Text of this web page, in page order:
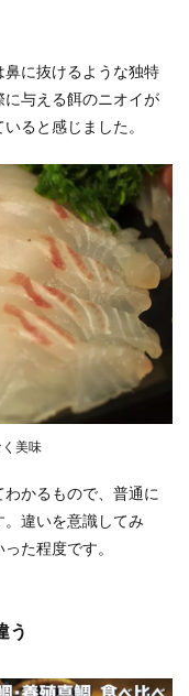
鼻に抜けるような独特
与える餌のニオイが
ると感じました。
美味
かるもので、普通に
違いを意識してみ
た程度です。
う